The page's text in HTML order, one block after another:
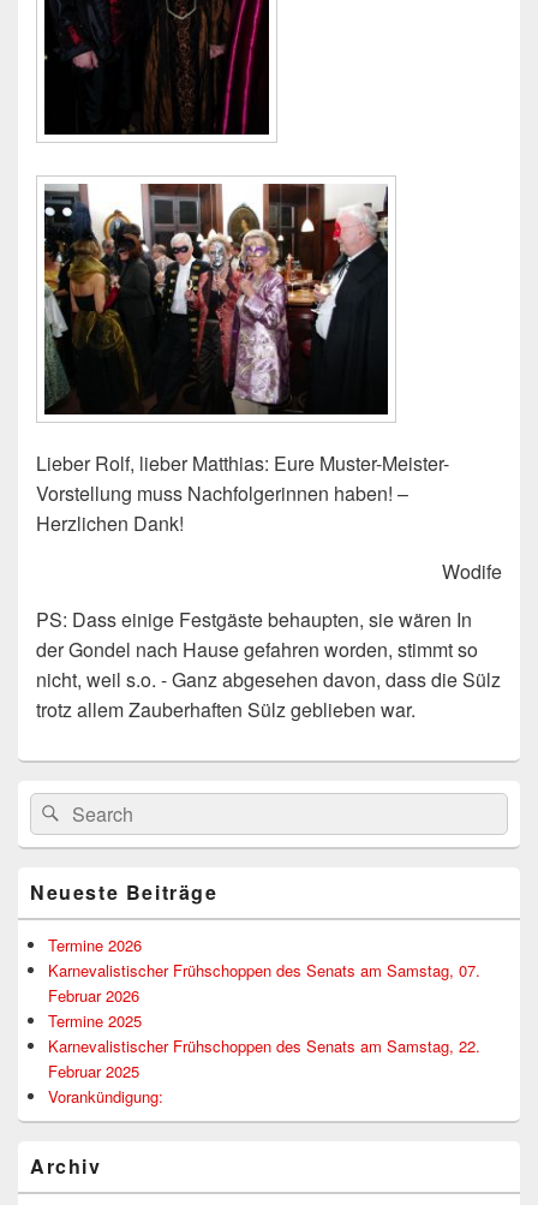
Lieber Rolf, lieber Matthias: Eure Muster-Meister-
Vorstellung muss Nachfolgerinnen haben! –
Herzlichen Dank!
Wodife
PS: Dass einige Festgäste behaupten, sie wären In
der Gondel nach Hause gefahren worden, stimmt so
nicht, weil s.o. - Ganz abgesehen davon, dass die Sülz
trotz allem Zauberhaften Sülz geblieben war.
Primärer
Seitenleisten-
Widgetbereich
Suchen
nach:
Suchen
Neueste Beiträge
Termine 2026
Karnevalistischer Frühschoppen des Senats am Samstag, 07.
Februar 2026
Termine 2025
Karnevalistischer Frühschoppen des Senats am Samstag, 22.
Februar 2025
Vorankündigung:
Archiv